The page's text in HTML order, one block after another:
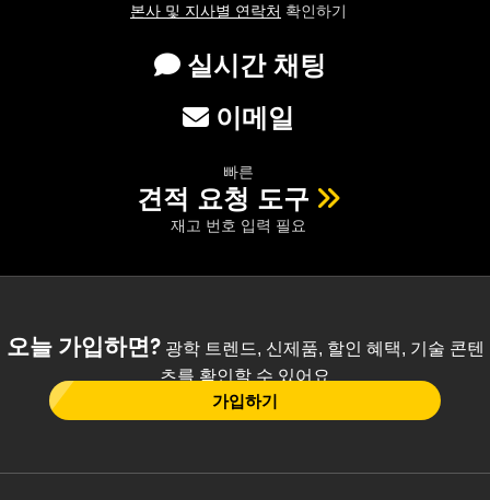
본사 및 지사별 연락처 확인하기
실시간 채팅
이메일
빠른
견적 요청 도구
재고 번호 입력 필요
오늘 가입하면?광학 트렌드, 신제품, 할인 혜택, 기술 콘텐
츠를 확인할 수 있어요
가입하기